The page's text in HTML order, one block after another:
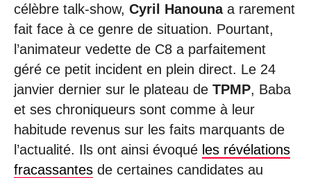
célèbre talk-show, Cyril Hanounaa rarement
fait face à ce genre de situation. Pourtant,
l’animateur vedette de C8 a parfaitement
géré ce petit incident en plein direct. Le 24
janvier dernier sur le plateau de TPMP, Baba
et ses chroniqueurs sont comme à leur
habitude revenus sur les faits marquants de
l’actualité. Ils ont ainsi évoqué les révélations
fracassantes de certaines candidates au